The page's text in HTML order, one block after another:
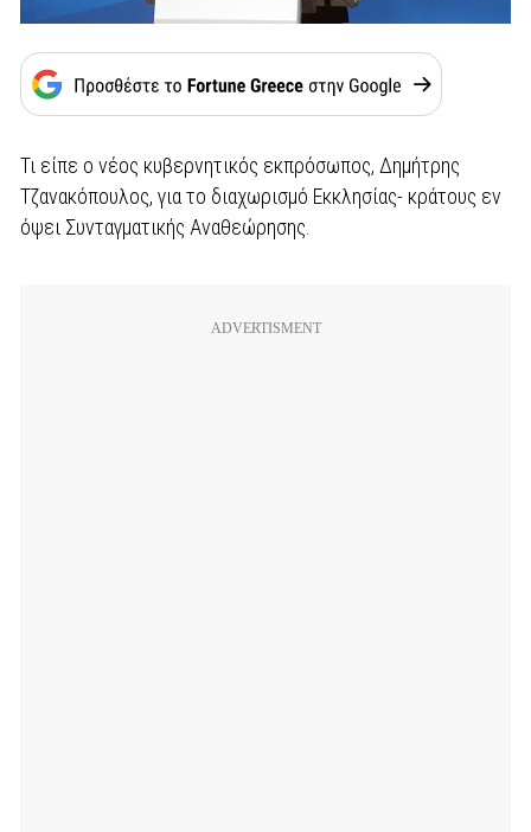
Τι είπε o νέος κυβερνητικός εκπρόσωπος, Δημήτρης
Τζανακόπουλος, για το διαχωρισμό Εκκλησίας- κράτους εν
όψει Συνταγματικής Αναθεώρησης.